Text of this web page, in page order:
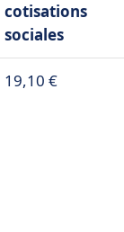
cotisations
sociales
19,10 €